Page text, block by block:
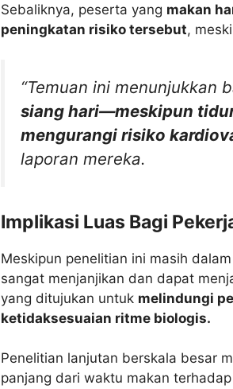
Sebaliknya, peserta yang makan
peningkatan risiko tersebut,
“Temuan ini menunjukkan
siang hari—meskipun
mengurangi risiko
laporan mereka.
Implikasi Luas Bagi
Meskipun penelitian ini masih
sangat menjanjikan dan dapat
yang ditujukan untuk melindungi
ketidaksesuaian ritme biologis.
Penelitian lanjutan berskala besar
panjang dari waktu makan